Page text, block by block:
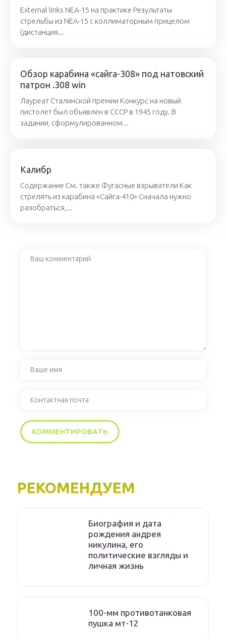
External links NEA-15 на практике Результаты
стрельбы из NEA-15 с коллиматорным прицелом
(дистанция...
Обзор карабина «сайга-308» под натовский
патрон .308 win
Лауреат Сталинской премии Конкурс на новый
пистолет был объявлен в СССР в 1945 году. В
задании, сформулированном...
Калибр
Содержание См. также Фугасные взрыватели Как
стрелять из карабина «Сайга-410» Сначала нужно
разобраться,...
РЕКОМЕНДУЕМ
Биография и дата
рождения андрея
никулина, его
политические взгляды и
личная жизнь
100-мм противотанковая
пушка мт-12